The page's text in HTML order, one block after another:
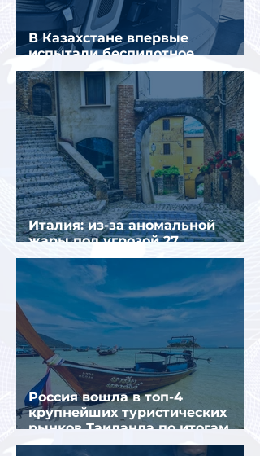
В Казахстане впервые
испытали беспилотное
аэротакси с пассажирами
Италия: из-за аномальной
жары под угрозой 27
крупнейших городов
Россия вошла в топ-4
крупнейших туристических
рынков Таиланда по итогам
семи месяцев 2026 года